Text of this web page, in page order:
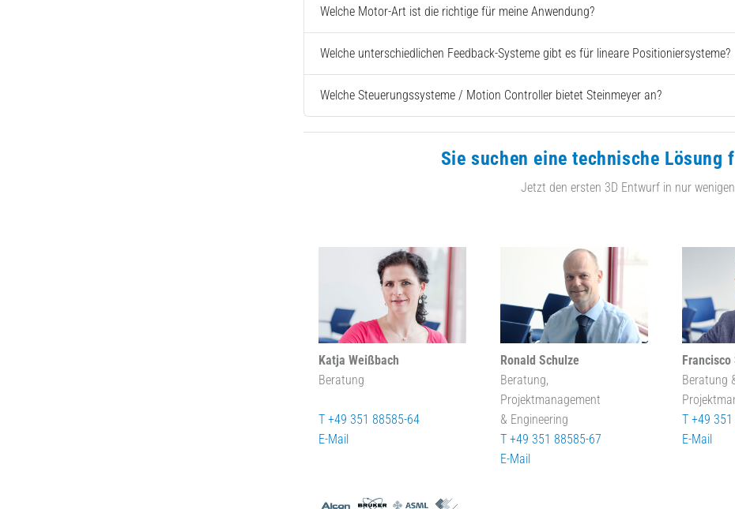
Welche Motor-Art ist die richtige für meine Anwendung?
Welche unterschiedlichen Feedback-Systeme gibt es für lineare Positioniersysteme?
Welche Steuerungssysteme / Motion Controller bietet Steinmeyer an?
Sie suchen eine technische Lösung
Jetzt den ersten 3D Entwurf in nur
Katja Weißbach
Beratung
T +49 351 88585-64
E-Mail
Ronald Schulze
Beratung,
Projektmanagement
& Engineering
T +49 351 88585-67
E-Mail
Francisco
Beratung
T +49
E-Mail